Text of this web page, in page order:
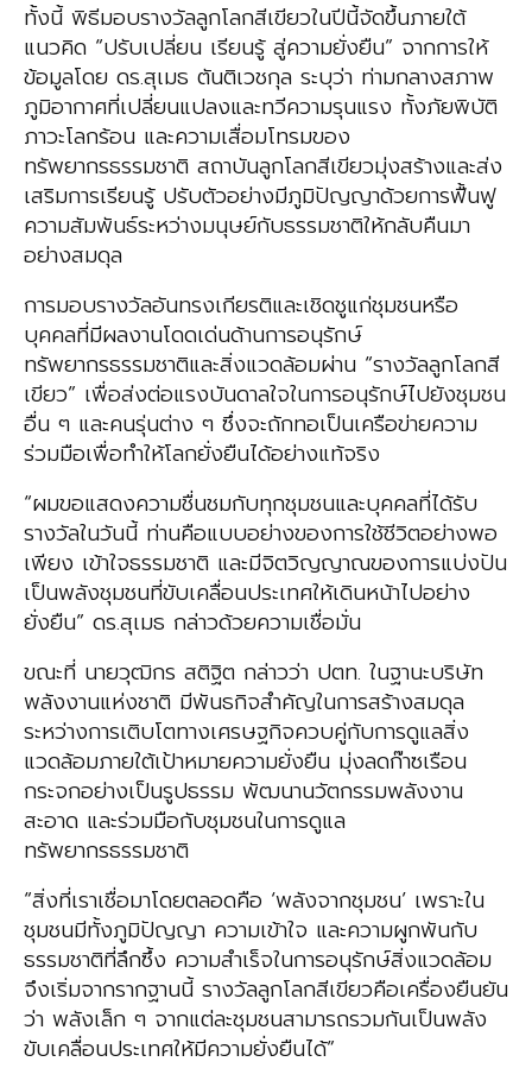
ทั้งนี้ พิธีมอบรางวัลลูกโลกสีเขียวในปีนี้จัดขึ้นภายใต้
แนวคิด “ปรับเปลี่ยน เรียนรู้ สู่ความยั่งยืน” จากการให้
ข้อมูลโดย ดร.สุเมธ ตันติเวชกุล ระบุว่า ท่ามกลางสภาพ
ภูมิอากาศที่เปลี่ยนแปลงและทวีความรุนแรง ทั้งภัยพิบัติ
ภาวะโลกร้อน และความเสื่อมโทรมของ
ทรัพยากรธรรมชาติ สถาบันลูกโลกสีเขียวมุ่งสร้างและส่ง
เสริมการเรียนรู้ ปรับตัวอย่างมีภูมิปัญญาด้วยการฟื้นฟู
ความสัมพันธ์ระหว่างมนุษย์กับธรรมชาติให้กลับคืนมา
อย่างสมดุล
การมอบรางวัลอันทรงเกียรติและเชิดชูแก่ชุมชนหรือ
บุคคลที่มีผลงานโดดเด่นด้านการอนุรักษ์
ทรัพยากรธรรมชาติและสิ่งแวดล้อมผ่าน “รางวัลลูกโลกสี
เขียว” เพื่อส่งต่อแรงบันดาลใจในการอนุรักษ์ไปยังชุมชน
อื่น ๆ และคนรุ่นต่าง ๆ ซึ่งจะถักทอเป็นเครือข่ายความ
ร่วมมือเพื่อทำให้โลกยั่งยืนได้อย่างแท้จริง
“ผมขอแสดงความชื่นชมกับทุกชุมชนและบุคคลที่ได้รับ
รางวัลในวันนี้ ท่านคือแบบอย่างของการใช้ชีวิตอย่างพอ
เพียง เข้าใจธรรมชาติ และมีจิตวิญญาณของการแบ่งปัน
เป็นพลังชุมชนที่ขับเคลื่อนประเทศให้เดินหน้าไปอย่าง
ยั่งยืน” ดร.สุเมธ กล่าวด้วยความเชื่อมั่น
ขณะที่ นายวุฒิกร สติฐิต กล่าวว่า ปตท. ในฐานะบริษัท
พลังงานแห่งชาติ มีพันธกิจสำคัญในการสร้างสมดุล
ระหว่างการเติบโตทางเศรษฐกิจควบคู่กับการดูแลสิ่ง
แวดล้อมภายใต้เป้าหมายความยั่งยืน มุ่งลดก๊าซเรือน
กระจกอย่างเป็นรูปธรรม พัฒนานวัตกรรมพลังงาน
สะอาด และร่วมมือกับชุมชนในการดูแล
ทรัพยากรธรรมชาติ
“สิ่งที่เราเชื่อมาโดยตลอดคือ ‘พลังจากชุมชน’ เพราะใน
ชุมชนมีทั้งภูมิปัญญา ความเข้าใจ และความผูกพันกับ
ธรรมชาติที่ลึกซึ้ง ความสำเร็จในการอนุรักษ์สิ่งแวดล้อม
จึงเริ่มจากรากฐานนี้ รางวัลลูกโลกสีเขียวคือเครื่องยืนยัน
ว่า พลังเล็ก ๆ จากแต่ละชุมชนสามารถรวมกันเป็นพลัง
ขับเคลื่อนประเทศให้มีความยั่งยืนได้”